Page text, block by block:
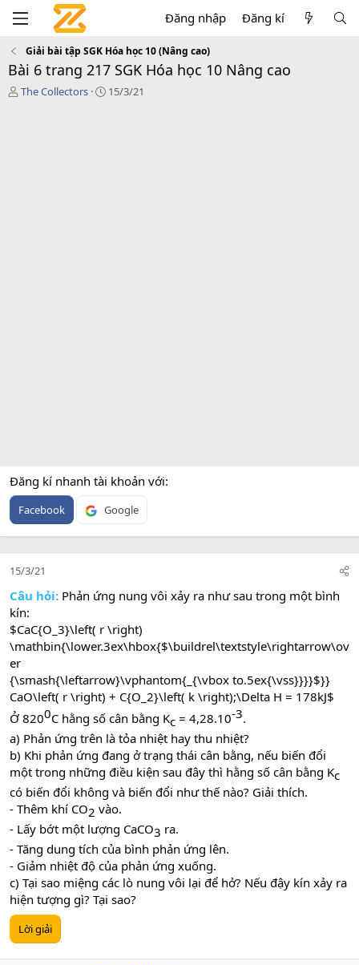
Đăng nhập Đăng kí
Giải bài tập SGK Hóa học 10 (Nâng cao)
Bài 6 trang 217 SGK Hóa học 10 Nâng cao
T
The Collectors
C15/3/21
Đăng kí nhanh tài khoản với
Facebook Google
15/3/21
Câu hỏi: Phản ứng nung vôi xảy ra như sau trong một bình
kín:
$CaC{O_3}\left( r \right)
\mathbin{\lower.3ex\hbox{$\buildrel\textstyle\rightarrow\ov
er
{\smash{\leftarrow}\vphantom{_{\vbox to.5ex{\vss}}}}$}}
CaO\left( r \right) + C{O_2}\left( k \right);\Delta H = 178kJ$
Ở 8200​C hằng số cân bằng Kc​ = 4,28.10-3​.
a) Phản ứng trên là tỏa nhiệt hay thu nhiệt?
b) Khi phản ứng đang ở trạng thái cân bằng, nếu biến đổi
một trong những điều kiện sau đây thì hằng số cân bằng Kc​
có biến đổi không và biến đổi như thế nào? Giải thích.
- Thêm khí CO2​ vào.
- Lấy bớt một lượng CaCO3​ ra.
- Tăng dung tích của bình phản ứng lên.
- Giảm nhiệt độ của phản ứng xuống.
c) Tại sao miệng các lò nung vôi lại để hở? Nếu đậy kín xảy ra
hiện tượng gì? Tại sao?
Lời giải